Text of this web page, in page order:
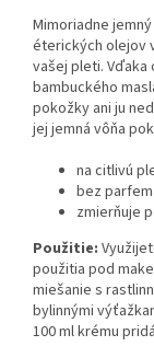
Mimoriadne
éterických olejov
vašej pleti. Vďaka
bambuckého
pokožky ani ju
jej jemná vôňa
na citlivú
bez
zmierňuje
Použitie:
použitia pod
miešanie s
bylinnými
100 ml krému